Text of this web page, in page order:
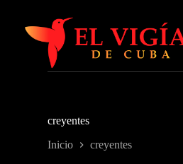
contenido
creyentes
Inicio creyentes